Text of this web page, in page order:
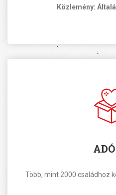
Közlemény:
Több, mint 2000 családhoz